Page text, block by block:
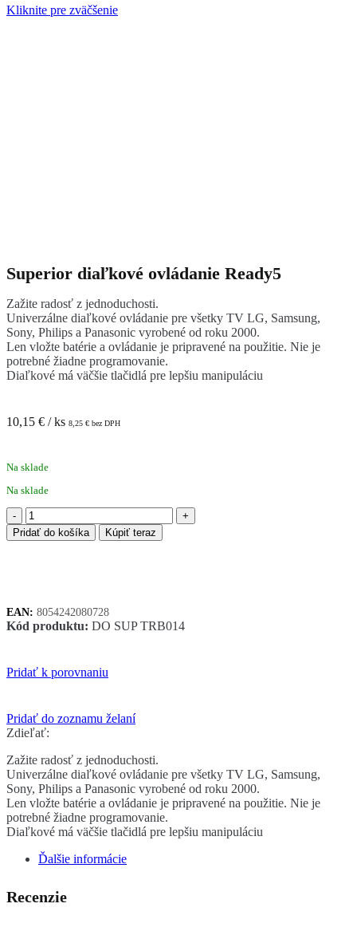
Kliknite pre zväčšenie
Superior diaľkové ovládanie Ready5
Zažite radosť z jednoduchosti.
Univerzálne diaľkové ovládanie pre všetky TV LG, Samsung,
Sony, Philips a Panasonic vyrobené od roku 2000.
Len vložte batérie a ovládanie je pripravené na použitie. Nie je
potrebné žiadne programovanie.
Diaľkové má väčšie tlačidlá pre lepšiu manipuláciu
10,15 € / ks 8,25 € bez DPH
Na sklade
Na sklade
množstvo
Superior
diaľkové
Pridať do košíka Kúpiť teraz
EAN: 8054242080728
Kód produktu: DO SUP TRB014
Pridať k porovnaniu
Pridať do zoznamu želaní
Zdieľať:
Zažite radosť z jednoduchosti.
Univerzálne diaľkové ovládanie pre všetky TV LG, Samsung,
Sony, Philips a Panasonic vyrobené od roku 2000.
Len vložte batérie a ovládanie je pripravené na použitie. Nie je
potrebné žiadne programovanie.
Diaľkové má väčšie tlačidlá pre lepšiu manipuláciu
Ďalšie informácie
Recenzie